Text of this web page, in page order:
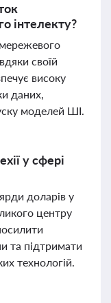
інтелекту?
своїй
високу
даних,
моделей ШІ.
у сфері
доларів у
центру
та підтримати
технологій.